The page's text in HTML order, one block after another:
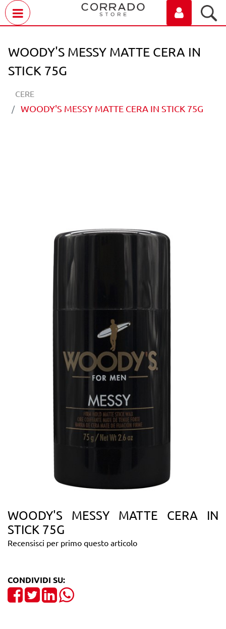
WOODY'S MESSY MATTE CERA IN
STICK 75G
CERE
WOODY'S MESSY MATTE CERA IN STICK 75G
WOODY'S MESSY MATTE CERA IN
STICK 75G
Recensisci per primo questo articolo
CONDIVIDI SU:
Share on Facebook
TweetShare on LinkedIn